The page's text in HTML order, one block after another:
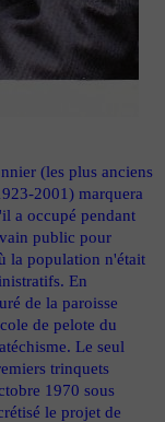
(les plus anciens
2001) marquera
a occupé pendant
public pour
la population n'était
En
de la paroisse
de pelote du
Le seul
trinquets
1970 sous
le projet de